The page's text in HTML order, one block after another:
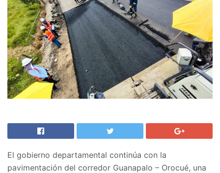
El gobierno departamental continúa con la
pavimentación del corredor Guanapalo – Orocué, una